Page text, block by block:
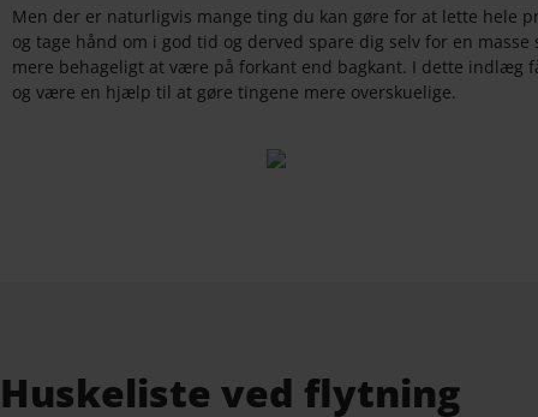
Men der er naturligvis mange ting du kan gøre for at lette hele
og tage hånd om i god tid og derved spare dig selv for en
mere behageligt at være på forkant end bagkant. I dette indlæg
og være en hjælp til at gøre tingene mere overskuelige.
Huskeliste ved flytning